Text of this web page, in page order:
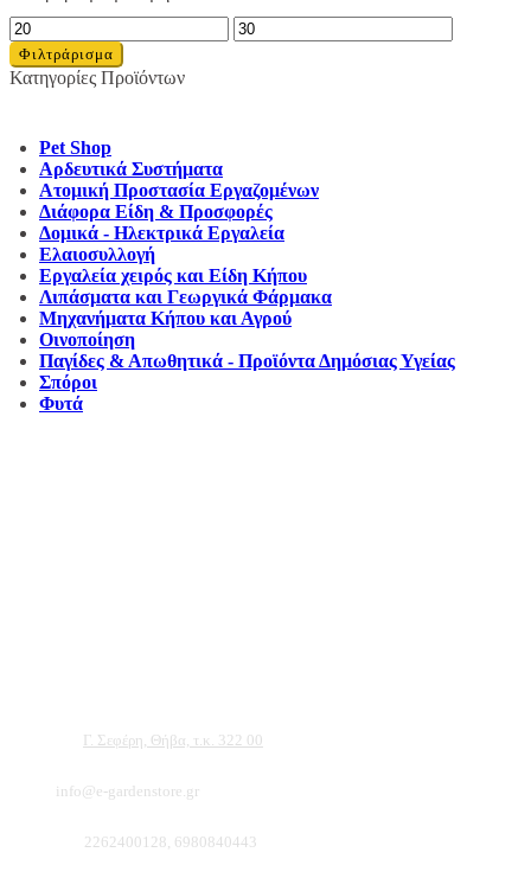
Ελάχιστη
τιμή
Μέγιστη
τιμή
Φιλτράρισμα
Κατηγορίες Προϊόντων
Pet Shop
Αρδευτικά Συστήματα
Ατομική Προστασία Εργαζομένων
Διάφορα Είδη & Προσφορές
Δομικά - Ηλεκτρικά Εργαλεία
Ελαιοσυλλογή
Εργαλεία χειρός και Είδη Κήπου
Λιπάσματα και Γεωργικά Φάρμακα
Μηχανήματα Κήπου και Αγρού
Οινοποίηση
Παγίδες & Απωθητικά - Προϊόντα Δημόσιας Υγείας
Σπόροι
Φυτά
Γ. Σεφέρη, Θήβα, τ.κ. 322 00
info@e-gardenstore.gr
2262400128, 6980840443